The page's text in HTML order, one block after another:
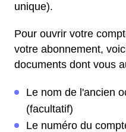
unique).
Pour ouvrir votre
votre abonnement,
documents dont vous
Le nom de l'ancien
(facultatif)
Le numéro du